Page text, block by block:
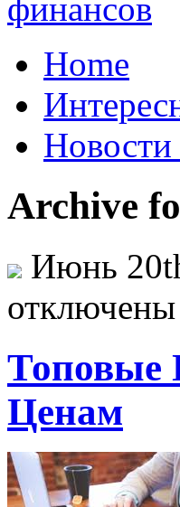
Home
Archive
Июнь
отключены
Топовые
Ценам